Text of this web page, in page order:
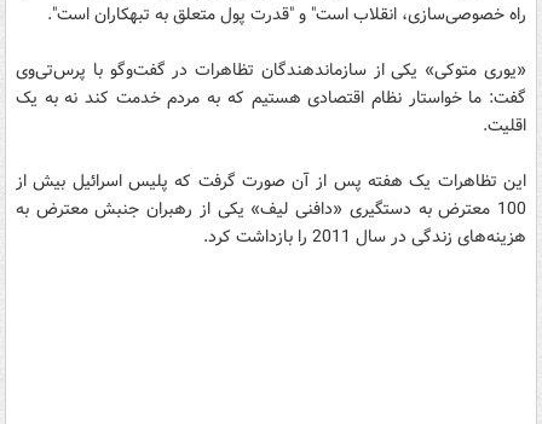
راه خصوصی‌سازی، انقلاب است" و "قدرت پول متعلق به تبهکاران است".
«یوری متوکی» یکی از سازماندهندگان تظاهرات در گفت‌وگو با پرس‌تی‌وی
گفت: ما خواستار نظام اقتصادی هستیم که به مردم خدمت کند نه به یک
اقلیت.
این تظاهرات یک هفته پس از آن صورت گرفت که پلیس اسرائیل بیش از
100 معترض به دستگیری «دافنی لیف» یکی از رهبران جنبش معترض به
هزینه‌های زندگی در سال 2011 را بازداشت کرد.